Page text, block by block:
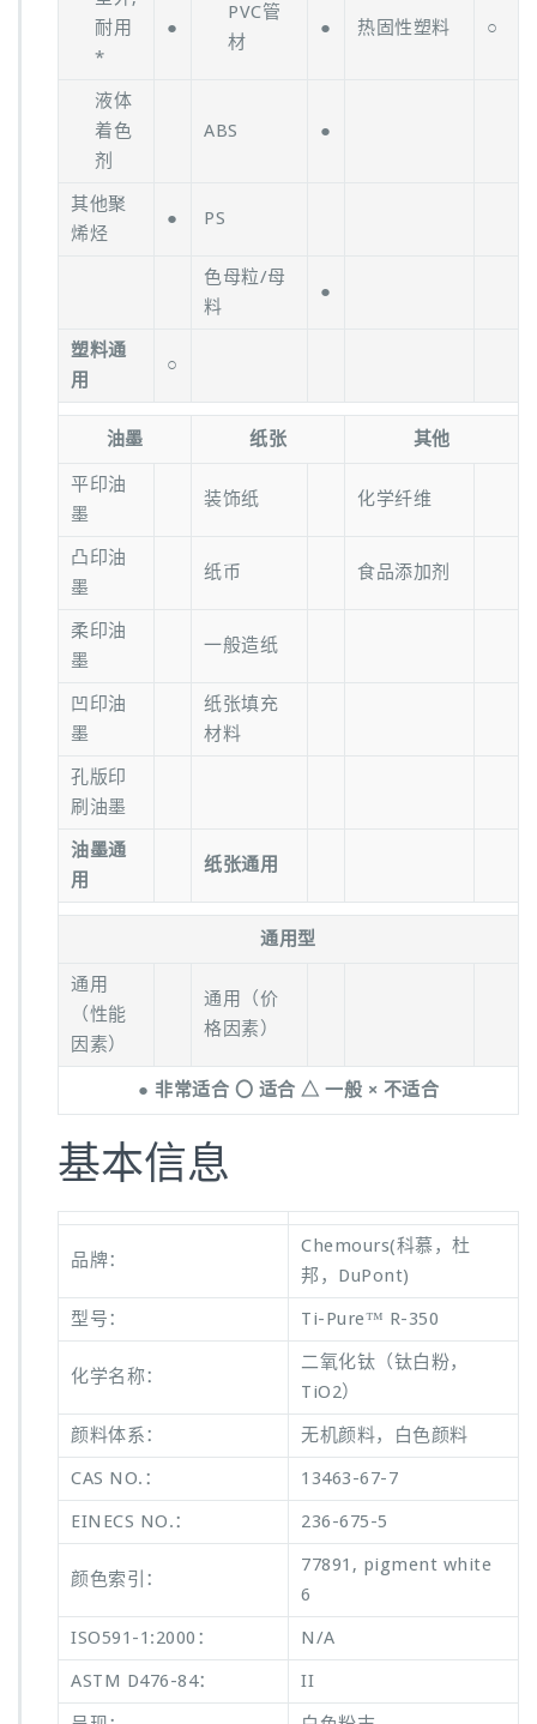
耐用
*
●
PVC管
材
● 热固性塑料 ○
液体
着色
剂
ABS ●
其他聚
烯烃
● PS
色母粒/母
料
●
塑料通
用
○
油墨 纸张 其他
平印油
墨
装饰纸 化学纤维
凸印油
墨
纸币 食品添加剂
柔印油
墨
一般造纸
凹印油
墨
纸张填充
材料
孔版印
刷油墨
油墨通
用
纸张通用
通用型
通用
（性能
因素）
通用（价
格因素）
● 非常适合 〇 适合 △ 一般 × 不适合
基本信息
品牌：
Chemours(科慕，杜
邦，DuPont)
型号：
Ti-Pure™ R-350
化学名称：
二氧化钛（钛白粉，
TiO2）
颜料体系：
无机颜料，白色颜料
CAS NO.：
13463-67-7
EINECS NO.：
236-675-5
颜色索引：
77891, pigment white
6
ISO591-1:2000：
N/A
ASTM D476-84：
II